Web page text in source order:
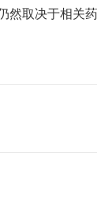
然取决于相关